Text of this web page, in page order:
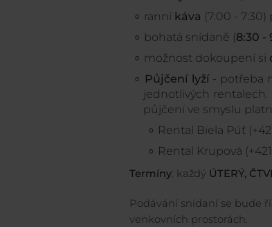
ranní káva (7:00 - 7:30)
bohatá snídaně (8:30 -
možnost dokoupení si
Půjčení lyží - potřeba
jednotlivých rentalech.
půjčení ve smyslu
Rental Biela Púť
Rental Krupová (+421
Termíny: každý ÚTERÝ,
Podávání snídaní se bude
venkovních prostorách.